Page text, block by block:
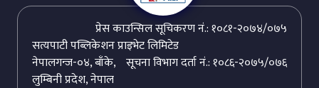
प्रेस काउन्सिल सूचिकरण नं.: १०८१-२०७४/०७५
सत्यपाटी पब्लिकेशन प्राइभेट लिमिटेड
सूचना विभाग दर्ता नं.: १०८६-२०७५/०७६
नेपालगन्ज-०४, बाँके,
लुम्बिनी प्रदेश, नेपाल